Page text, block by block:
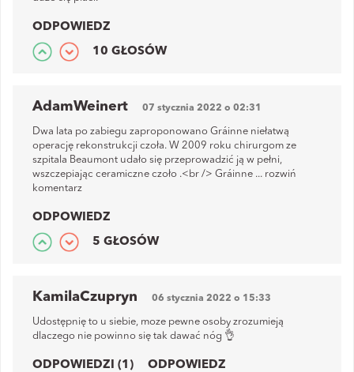
ODPOWIEDZ
10 GŁOSÓW
AdamWeinert 07 stycznia 2022 o 02:31
Dwa lata po zabiegu zaproponowano Gráinne niełatwą
operację rekonstrukcji czoła. W 2009 roku chirurgom ze
szpitala Beaumont udało się przeprowadzić ją w pełni,
wszczepiając ceramiczne czoło .<br /> Gráinne ... rozwiń
komentarz
ODPOWIEDZ
5 GŁOSÓW
KamilaCzupryn 06 stycznia 2022 o 15:33
Udostępnię to u siebie, moze pewne osoby zrozumieją
dlaczego nie powinno się tak dawać nóg 👌
ODPOWIEDZI (1) ODPOWIEDZ